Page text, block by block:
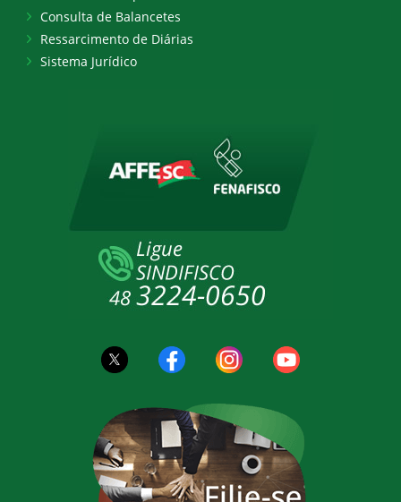
Consulta de Balancetes
Ressarcimento de Diárias
Sistema Jurídico